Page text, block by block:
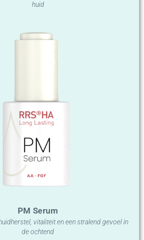
huid
PM Serum
vitaliteit en een stralend gevoel in
de ochtend